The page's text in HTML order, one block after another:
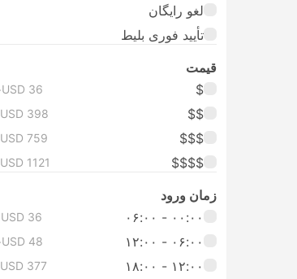
لغو رایگان
تأیید فوری بلیط
قیمت
$
USD 36+
$$
USD 398+
$$$
USD 759+
$$$$
USD 1121+
زمان ورود
۰۰:۰۰ - ۰۶:۰۰
USD 36+
۰۶:۰۰ - ۱۲:۰۰ USD 48+
۱۲:۰۰ - ۱۸:۰۰ USD 377+